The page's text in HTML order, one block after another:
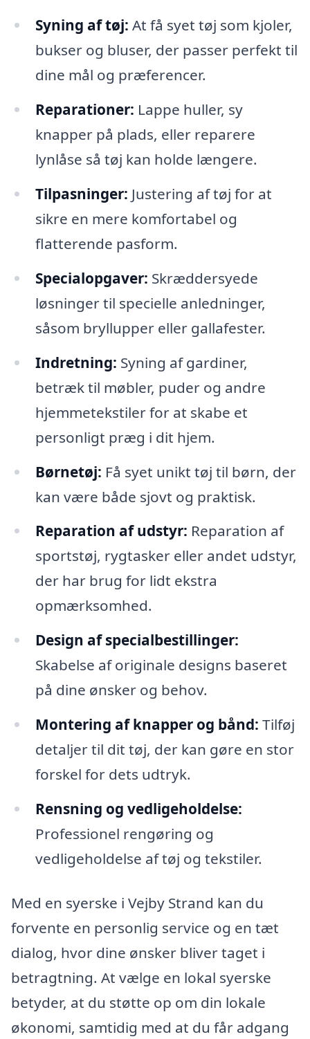
Syning af tøj: At få syet tøj som kjoler,
bukser og bluser, der passer perfekt til
dine mål og præferencer.
Reparationer: Lappe huller, sy
knapper på plads, eller reparere
lynlåse så tøj kan holde længere.
Tilpasninger: Justering af tøj for at
sikre en mere komfortabel og
flatterende pasform.
Specialopgaver: Skræddersyede
løsninger til specielle anledninger,
såsom bryllupper eller gallafester.
Indretning: Syning af gardiner,
betræk til møbler, puder og andre
hjemmetekstiler for at skabe et
personligt præg i dit hjem.
Børnetøj: Få syet unikt tøj til børn, der
kan være både sjovt og praktisk.
Reparation af udstyr: Reparation af
sportstøj, rygtasker eller andet udstyr,
der har brug for lidt ekstra
opmærksomhed.
Design af specialbestillinger:
Skabelse af originale designs baseret
på dine ønsker og behov.
Montering af knapper og bånd: Tilføj
detaljer til dit tøj, der kan gøre en stor
forskel for dets udtryk.
Rensning og vedligeholdelse:
Professionel rengøring og
vedligeholdelse af tøj og tekstiler.
Med en syerske i Vejby Strand kan du
forvente en personlig service og en tæt
dialog, hvor dine ønsker bliver taget i
betragtning. At vælge en lokal syerske
betyder, at du støtte op om din lokale
økonomi, samtidig med at du får adgang